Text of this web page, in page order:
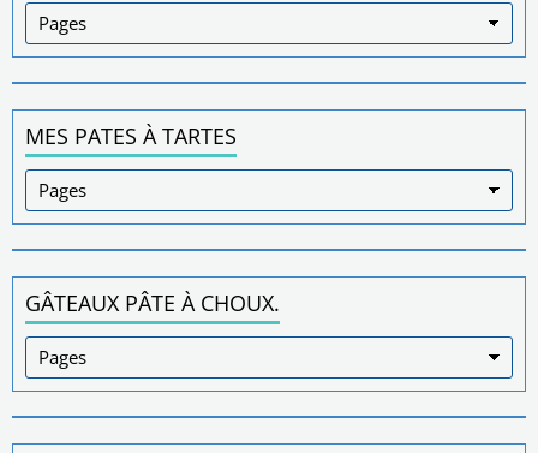
MES PATES À TARTES
GÂTEAUX PÂTE À CHOUX.